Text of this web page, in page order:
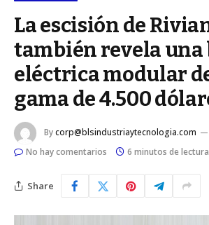
La escisión de
también revela
eléctrica modular
gama de 4.500
Bycorp@blsindustriaytecnologia.com
No hay comentarios
6 minutos de lectura
Share